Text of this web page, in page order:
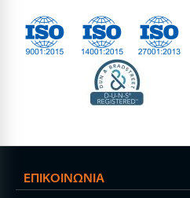
ΕΠΙΚΟΙΝΩΝΊΑ